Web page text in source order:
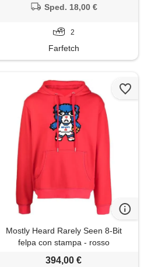
Sped. 18,00 €
2
Farfetch
Mostly Heard Rarely Seen 8-Bit
felpa con stampa - rosso
394,00 €